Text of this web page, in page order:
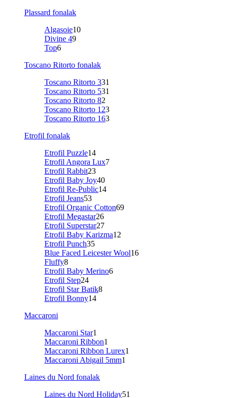
Plassard fonalak
Algasoie10
Divine 49
Top6
Toscano Ritorto fonalak
Toscano Ritorto 331
Toscano Ritorto 531
Toscano Ritorto 82
Toscano Ritorto 123
Toscano Ritorto 163
Etrofil fonalak
Etrofil Puzzle14
Etrofil Angora Lux7
Etrofil Rabbit23
Etrofil Baby Joy40
Etrofil Re-Public14
Etrofil Jeans53
Etrofil Organic Cotton69
Etrofil Megastar26
Etrofil Superstar27
Etrofil Baby Karizma12
Etrofil Punch35
Blue Faced Leicester Wool16
Fluffy8
Etrofil Baby Merino6
Etrofil Step24
Etrofil Star Batik8
Etrofil Bonny14
Maccaroni
Maccaroni Star1
Maccaroni Ribbon1
Maccaroni Ribbon Lurex1
Maccaroni Abigail 5mm1
Laines du Nord fonalak
Laines du Nord Holiday51